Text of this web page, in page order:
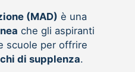
(MAD) è una
che gli aspiranti
scuole per offrire
di supplenza.